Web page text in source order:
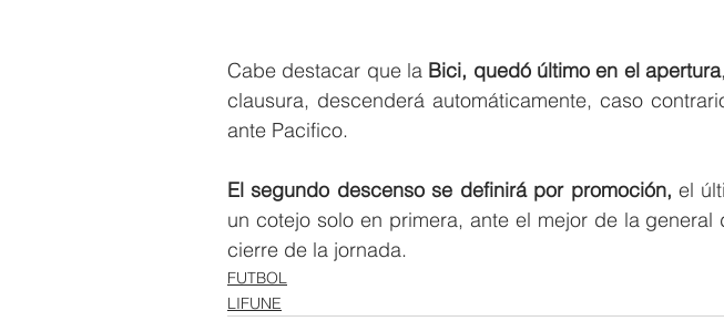
Cabe destacar que la Bici, quedó último en el apertura
clausura, descenderá automáticamente, caso
ante Pacifico.
El segundo descenso se definirá por promoción, el
un cotejo solo en primera, ante el mejor de la
cierre de la jornada.
FUTBOL
LIFUNE